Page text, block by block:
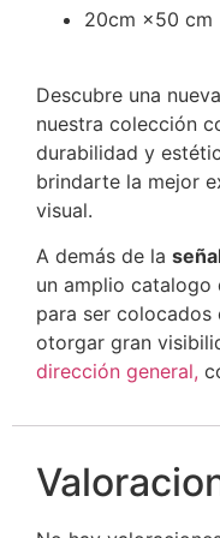
20cm ×50 cm
Descubre una
nuestra colección
durabilidad y
brindarte la mejor
visual.
A demás de la
un amplio catalogo
para ser
otorgar gran
dirección general,